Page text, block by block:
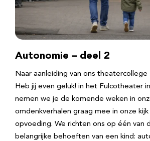
Autonomie – deel 2
Naar aanleiding van ons theatercollege
Heb jij even geluk! in het Fulcotheater
nemen we je de komende weken in
omdenkverhalen graag mee in onze
opvoeding. We richten ons op één van
belangrijke behoeften van een kind: